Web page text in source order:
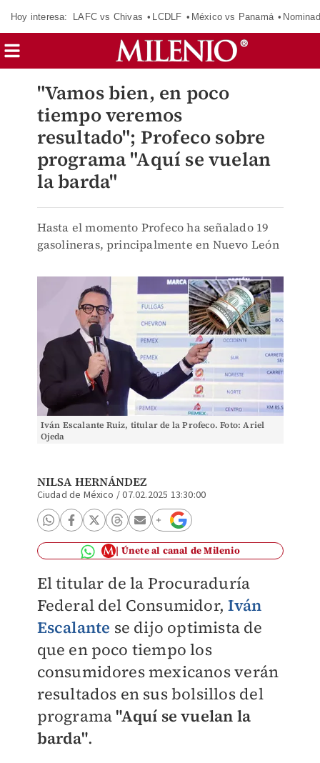
Hoy interesa: LAFC vs Chivas LCDLF México vs Panamá
"Vamos bien, en poco
tiempo veremos
resultado"; Profeco sobre
programa "Aquí se vuelan
la barda"
Hasta el momento Profeco ha señalado 19
gasolineras, principalmente en Nuevo León
Iván Escalante Ruiz, titular de la Profeco. Foto: Ariel
Ojeda
NILSA HERNÁNDEZ
Ciudad de México /07.02.2025 13:30:00
Únete al canal de Milenio
El titular de la Procuraduría
Federal del Consumidor,Iván
Escalante se dijo optimista de
que en poco tiempo los
consumidores mexicanos verán
resultados en sus bolsillos del
programa"Aquí se vuelan la
barda".